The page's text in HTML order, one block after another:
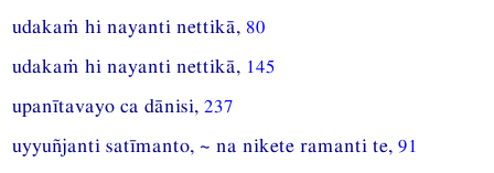
udakaṁ hi nayanti nettikā, 80
udakaṁ hi nayanti nettikā, 145
upanītavayo ca dānisi,237
uyyuñjanti satīmanto, ~ na nikete ramanti te,91